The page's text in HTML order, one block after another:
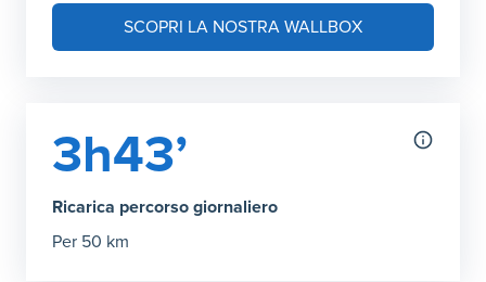
SCOPRI LA NOSTRA WALLBOX
3h43’
Ricarica percorso giornaliero
Per 50 km